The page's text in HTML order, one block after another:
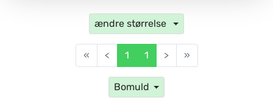
ændre størrelse
« < 1 1 > »
Bomuld